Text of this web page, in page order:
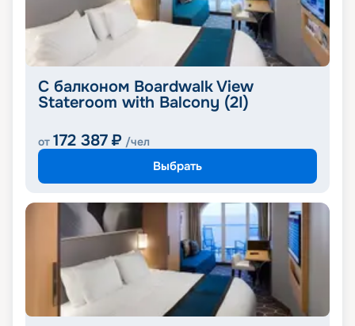
С балконом Boardwalk View
Stateroom with Balcony (2I)
от 172 387 ₽ /чел
Выбрать